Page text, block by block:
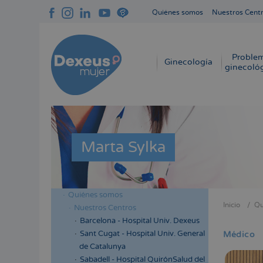
Quiénes somos Nuestros
Navegación
Ginecología
Marta Sylka
Menú
lateral
cabecera
Quiénes somos
Nuestros Centros
Barcelona - Hospital Univ. Dexeus
Sant Cugat - Hospital Univ. General
de Catalunya
Sabadell - Hospital QuirónSalud del
enlaces
ayuda
Inicio
Médico